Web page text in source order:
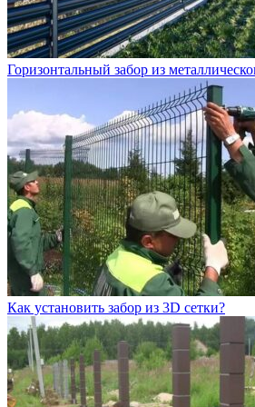
Горизонтальный забор из
Как установить забор из 3D сетки?